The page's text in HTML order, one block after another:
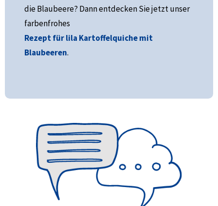
die Blaubeere? Dann entdecken Sie jetzt unser
farbenfrohes
Rezept für lila Kartoffelquiche mit
Blaubeeren.